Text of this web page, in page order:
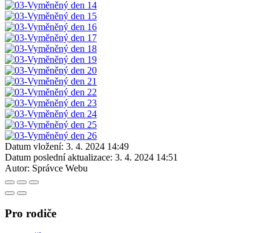
Datum vložení: 3. 4. 2024 14:49
Datum poslední aktualizace: 3. 4. 2024 14:51
Autor: Správce Webu
Pro rodiče